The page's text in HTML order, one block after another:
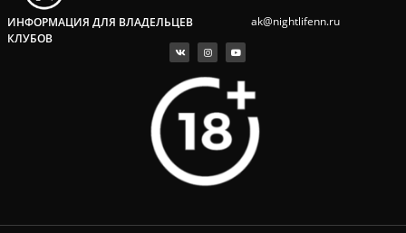
ИНФОРМАЦИЯ ДЛЯ ВЛАДЕЛЬЦЕВ
КЛУБОВ
ak@nightlifenn.ru